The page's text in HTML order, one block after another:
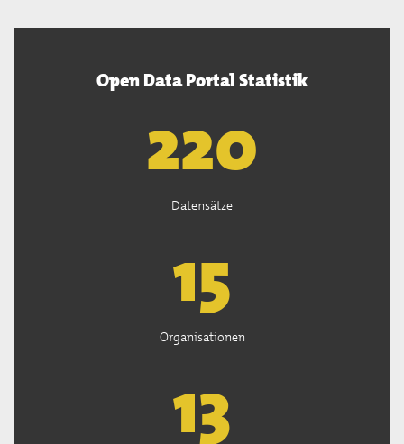
Open Data Portal Statistik
222
Datensätze
15
Organisationen
13